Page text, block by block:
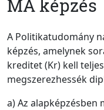
MA képzés
A Politikatudomány
képzés, amelynek
kreditet (Kr) kell
megszerezhessék
a) Az